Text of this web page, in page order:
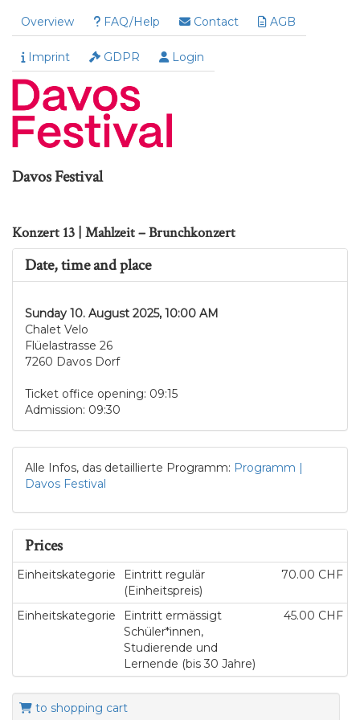
Overview FAQ/Help Contact AGB
Imprint GDPR Login
Davos Festival
Konzert 13 | Mahlzeit – Brunchkonzert
Date, time and place
Sunday 10. August 2025, 10:00 AM
Chalet Velo
Flüelastrasse 26
7260 Davos Dorf
Ticket office opening: 09:15
Admission: 09:30
Alle Infos, das detaillierte Programm: Programm |
Davos Festival
Prices
Einheitskategorie
Eintritt regulär
(Einheitspreis)
70.00 CHF
Einheitskategorie
Eintritt ermässigt
Schüler*innen,
Studierende und
Lernende (bis 30 Jahre)
45.00 CHF
to shopping cart